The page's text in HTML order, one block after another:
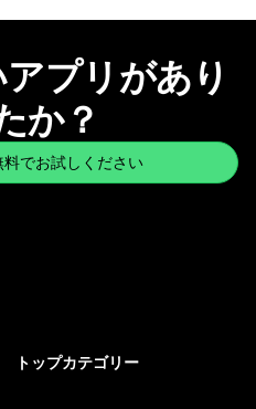
プリがあり
か？
でお試しください
トップカテゴリー